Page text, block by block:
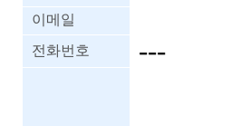
이메일
전화번호
---